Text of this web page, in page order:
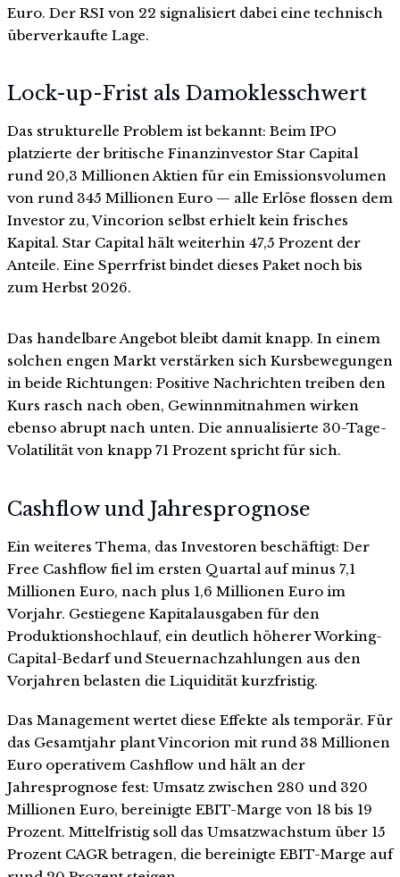
Euro. Der RSI von 22 signalisiert dabei eine technisch
überverkaufte Lage.
Lock-up-Frist als Damoklesschwert
Das strukturelle Problem ist bekannt: Beim IPO
platzierte der britische Finanzinvestor Star Capital
rund 20,3 Millionen Aktien für ein Emissionsvolumen
von rund 345 Millionen Euro — alle Erlöse flossen dem
Investor zu, Vincorion selbst erhielt kein frisches
Kapital. Star Capital hält weiterhin 47,5 Prozent der
Anteile. Eine Sperrfrist bindet dieses Paket noch bis
zum Herbst 2026.
Das handelbare Angebot bleibt damit knapp. In einem
solchen engen Markt verstärken sich Kursbewegungen
in beide Richtungen: Positive Nachrichten treiben den
Kurs rasch nach oben, Gewinnmitnahmen wirken
ebenso abrupt nach unten. Die annualisierte 30-Tage-
Volatilität von knapp 71 Prozent spricht für sich.
Cashflow und Jahresprognose
Ein weiteres Thema, das Investoren beschäftigt: Der
Free Cashflow fiel im ersten Quartal auf minus 7,1
Millionen Euro, nach plus 1,6 Millionen Euro im
Vorjahr. Gestiegene Kapitalausgaben für den
Produktionshochlauf, ein deutlich höherer Working-
Capital-Bedarf und Steuernachzahlungen aus den
Vorjahren belasten die Liquidität kurzfristig.
Das Management wertet diese Effekte als temporär. Für
das Gesamtjahr plant Vincorion mit rund 38 Millionen
Euro operativem Cashflow und hält an der
Jahresprognose fest: Umsatz zwischen 280 und 320
Millionen Euro, bereinigte EBIT-Marge von 18 bis 19
Prozent. Mittelfristig soll das Umsatzwachstum über 15
Prozent CAGR betragen, die bereinigte EBIT-Marge auf